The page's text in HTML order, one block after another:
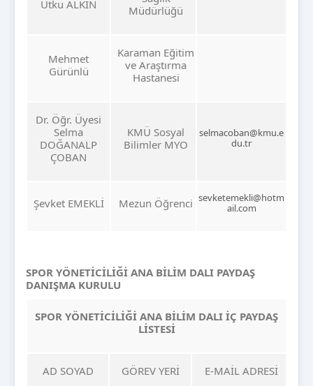
Utku ALKIN
Müdürlüğü
Mehmet
Gürünlü
Karaman Eğitim
ve Araştırma
Hastanesi
Dr. Öğr. Üyesi
Selma
DOĞANALP
ÇOBAN
KMÜ Sosyal
Bilimler MYO
selmacoban@kmu.e
du.tr
Şevket EMEKLİ Mezun Öğrenci sevketemekli@hotm
ail.com
SPOR YÖNETİCİLİĞİ ANA BİLİM DALI PAYDAŞ
DANIŞMA KURULU
SPOR YÖNETİCİLİĞİ ANA BİLİM DALI İÇ PAYDAŞ
LİSTESİ
AD SOYAD GÖREV YERİ E-MAİL ADRESİ